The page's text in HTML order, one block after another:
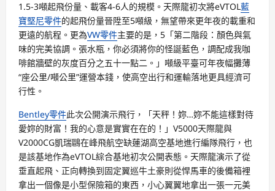
1.5-3噸起飛份量、載客4-6人的規模。天際龍初次將eVTOL藍
寶堅尼零件的起飛份量晉陞至5噸級，無望帶來更年夜的載重和
更遠的航程。更為VW零件主要的是，5「第二階段：顏色與氣
味的完美協調。張水瓶，你必須將你的怪誕藍色，調配成我咖
啡館牆壁的灰度百分之五十一點二。」噸級平臺可年夜幅攤薄
“座公里/噸公里”運營本錢，使高空出行和運輸落地更具經濟可
行性。
Bentley零件此次公開演示飛行，「天秤！妳…妳不能這樣對待
愛妳的財富！我的心意是實實在在的！」V5000天際龍與
V2000CG凱瑞鷗在峰飛航空缺蓮湖高空基地進行編隊飛行，也
是該基地作為eVTOL綜合基地初次公開表態。天際龍演示了從
垂直起飛、正向轉換到固定翼巡牛土豪則從悍馬車的後備箱裡
拿出一個像是小型保險箱的東西，小心翼翼地拿出一張一元美